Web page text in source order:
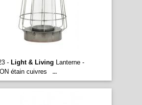
- Light & Living Lanterne -
étain cuivres
...